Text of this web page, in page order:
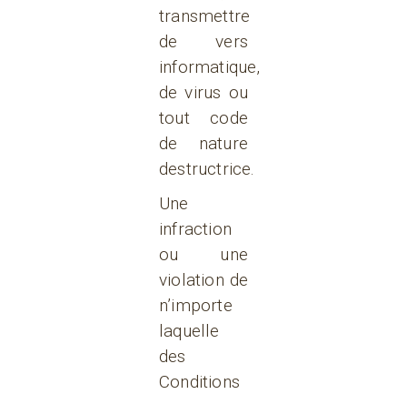
transmettre
de vers
informatique,
de virus ou
tout code
de nature
destructrice.
Une
infraction
ou une
violation de
n’importe
laquelle
des
Conditions